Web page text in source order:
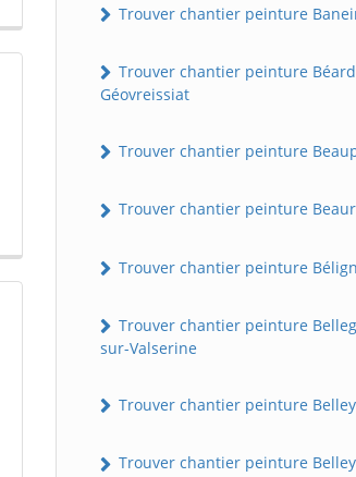
Trouver chantier peinture
Trouver chantier peinture
Géovreissiat
Trouver chantier peinture
Trouver chantier peinture
Trouver chantier peinture
Trouver chantier peinture
sur-Valserine
Trouver chantier peinture Belley
Trouver chantier peinture